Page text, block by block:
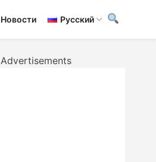
Новости Русский
Advertisements